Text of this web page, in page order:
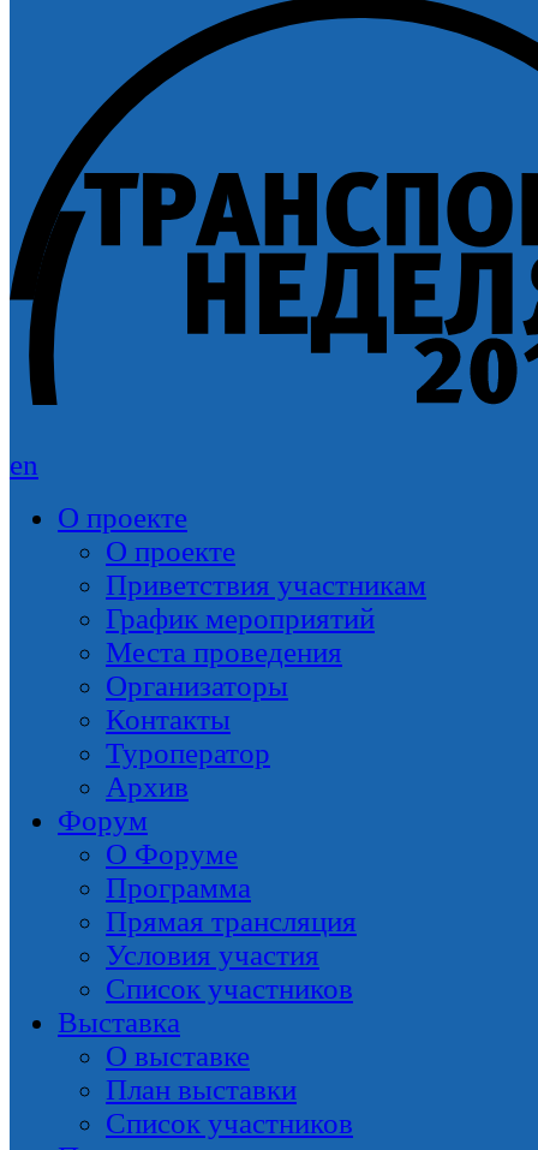
en
О проекте
О проекте
Приветствия участникам
График мероприятий
Места проведения
Организаторы
Контакты
Туроператор
Архив
Форум
О Форуме
Программа
Прямая трансляция
Условия участия
Список участников
Выставка
О выставке
План выставки
Список участников